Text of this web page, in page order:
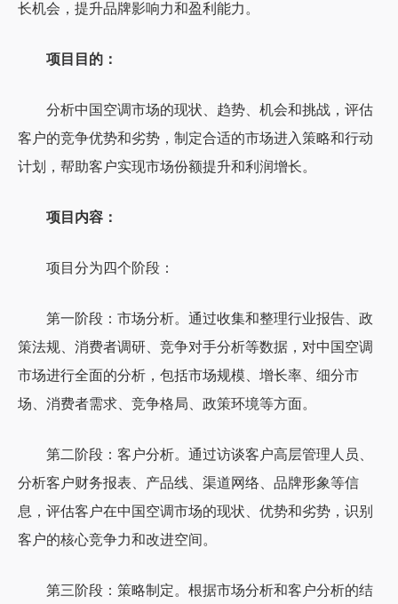
长机会，提升品牌影响力和盈利能力。
项目目的：
分析中国空调市场的现状、趋势、机会和挑战，评估
客户的竞争优势和劣势，制定合适的市场进入策略和行动
计划，帮助客户实现市场份额提升和利润增长。
项目内容：
项目分为四个阶段：
第一阶段：市场分析。通过收集和整理行业报告、政
策法规、消费者调研、竞争对手分析等数据，对中国空调
市场进行全面的分析，包括市场规模、增长率、细分市
场、消费者需求、竞争格局、政策环境等方面。
第二阶段：客户分析。通过访谈客户高层管理人员、
分析客户财务报表、产品线、渠道网络、品牌形象等信
息，评估客户在中国空调市场的现状、优势和劣势，识别
客户的核心竞争力和改进空间。
第三阶段：策略制定。根据市场分析和客户分析的结